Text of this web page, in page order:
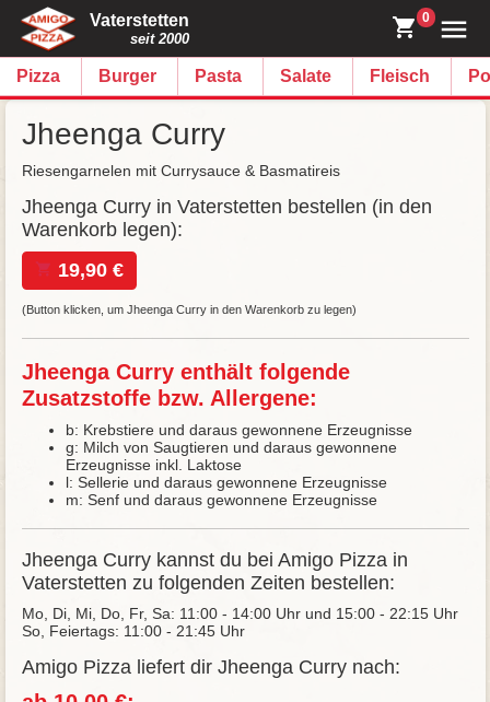
Vaterstetten
seit 2000
0
Pizza Burger Pasta Salate Fleisch
Jheenga Curry
Riesengarnelen mit Currysauce & Basmatireis
Jheenga Curry in Vaterstetten bestellen (in den
Warenkorb legen):
19,90 €
(Button klicken, um Jheenga Curry in den Warenkorb zu legen)
Jheenga Curry enthält folgende
Zusatzstoffe bzw. Allergene:
b: Krebstiere und daraus gewonnene Erzeugnisse
g: Milch von Saugtieren und daraus gewonnene
Erzeugnisse inkl. Laktose
l: Sellerie und daraus gewonnene Erzeugnisse
m: Senf und daraus gewonnene Erzeugnisse
Jheenga Curry kannst du bei Amigo Pizza in
Vaterstetten zu folgenden Zeiten bestellen:
Mo, Di, Mi, Do, Fr, Sa: 11:00 - 14:00 Uhr und 15:00 - 22:15 Uhr
So, Feiertags: 11:00 - 21:45 Uhr
Amigo Pizza liefert dir Jheenga Curry nach: